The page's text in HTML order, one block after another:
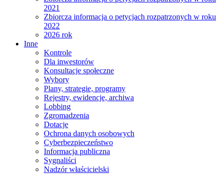
2021
Zbiorcza informacja o petycjach rozpatrzonych w roku
2022
2026 rok
Inne
Kontrole
Dla inwestorów
Konsultacje społeczne
Wybory
Plany, strategie, programy
Rejestry, ewidencje, archiwa
Lobbing
Zgromadzenia
Dotacje
Ochrona danych osobowych
Cyberbezpieczeństwo
Informacja publiczna
Sygnaliści
Nadzór właścicielski